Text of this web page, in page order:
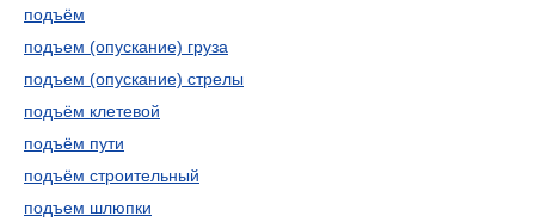
подъём
подъем (опускание) груза
подъем (опускание) стрелы
подъём клетевой
подъём пути
подъём строительный
подъем шлюпки